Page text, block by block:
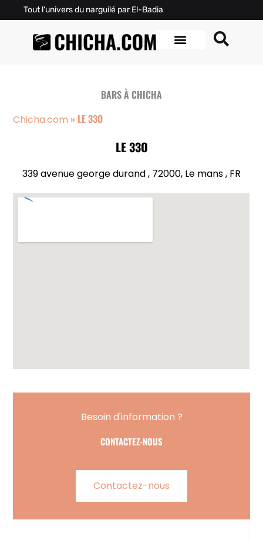
Tout l'univers du narguilé par El-Badia
BARS À CHICHA
Chicha.com » LE 33O
LE 33O
339 avenue george durand , 72000, Le mans , FR
Besoin d'information ?
CONTACTEZ-NOUS
Contactez-nous